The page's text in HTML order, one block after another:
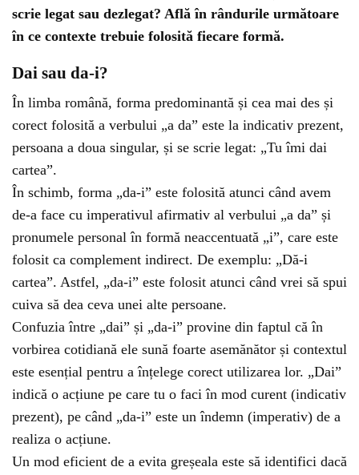
scrie legat sau dezlegat? Află în rândurile următoare
în ce contexte trebuie folosită fiecare formă.
Dai sau da-i?
În limba română, forma predominantă și cea mai des și
corect folosită a verbului „a da” este la indicativ prezent,
persoana a doua singular, și se scrie legat: „Tu îmi dai
cartea”.
În schimb, forma „da-i” este folosită atunci când avem
de-a face cu imperativul afirmativ al verbului „a da” și
pronumele personal în formă neaccentuată „i”, care este
folosit ca complement indirect. De exemplu: „Dă-i
cartea”. Astfel, „da-i” este folosit atunci când vrei să spui
cuiva să dea ceva unei alte persoane.
Confuzia între „dai” și „da-i” provine din faptul că în
vorbirea cotidiană ele sună foarte asemănător și contextul
este esențial pentru a înțelege corect utilizarea lor. „Dai”
indică o acțiune pe care tu o faci în mod curent (indicativ
prezent), pe când „da-i” este un îndemn (imperativ) de a
realiza o acțiune.
Un mod eficient de a evita greșeala este să identifici dacă